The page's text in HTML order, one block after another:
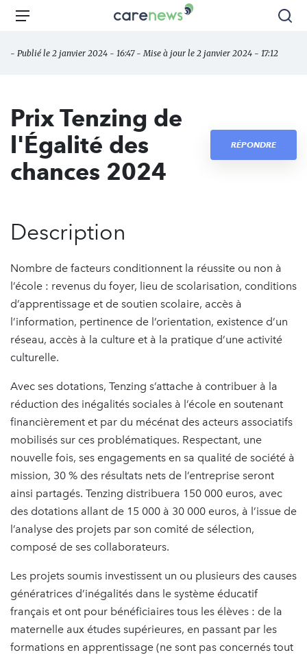
Aller
principal
Carenews,
des
l'engagement
Menu
- Publié le 2 janvier 2024 - 16:47 - Mise à jour le 2 janvier 2024 - 17:12
Prix Tenzing de
l'Égalité des
chances 2024
RÉPONDRE
Description
Nombre de facteurs conditionnent la réussite ou non à
l’école : revenus du foyer, lieu de scolarisation, conditions
d’apprentissage et de soutien scolaire, accès à
l’information, pertinence de l’orientation, existence d’un
réseau, accès à la culture et à la pratique d’une activité
culturelle.
Avec ses dotations, Tenzing s’attache à contribuer à la
réduction des inégalités sociales à l’école en soutenant
financièrement et par du mécénat des acteurs associatifs
mobilisés sur ces problématiques. Respectant, une
nouvelle fois, ses engagements en sa qualité de société à
mission, 30 % des résultats nets de l’entreprise seront
ainsi partagés. Tenzing distribuera 150 000 euros, avec
des dotations allant de 15 000 à 30 000 euros, à l’issue de
l’analyse des projets par son comité de sélection,
composé de ses collaborateurs.
Les projets soumis investissent un ou plusieurs des causes
génératrices d’inégalités dans le système éducatif
français et ont pour bénéficiaires tous les élèves : de la
maternelle aux études supérieures, en passant par les
formations en apprentissage (ne sont pas concernés tout